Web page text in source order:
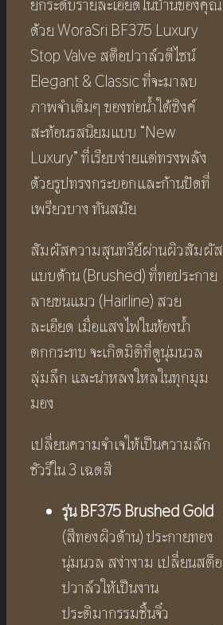
ยกระดับรายละเอียดในบ้านของคุณ
ด้วย WoraSri BF375 Luxury
Stop Valve สต็อปวาล์วดีไซน์
Elegant & Classic ที่จะมาลบ
ภาพจำเดิมๆ ของท่อน้ำใต้ซิงค์
สะท้อนรสนิยมแบบ “New
Luxury” ที่เรียบง่ายแต่ทรงพลัง
ด้วยรูปทรงกระบอกและก้านปัดที่
เพรียวบาง ทันสมัย
สัมผัสความสุนทรีย์ผ่านผิวสัมผัส
แบบด้าน (Brushed) ที่ทอประกาย
ลายขนแมว (Hairline) สวย
ละเอียด เมื่อแสงไฟในห้องน้ำ
ตกกระทบ จะเกิดมิติที่ดูนุ่มนวล
ลุ่มลึก และน่าหลงใหลในทุกมุม
มอง
เปลี่ยนความจำเจให้เป็นความลัก
ชัวรีใน 3 เฉดสี
รุ่นBF375 Brushed Gold
(สีทองผิวด้าน) ประกายทอง
นุ่มนวล สง่างาม เปลี่ยนสต็อ
ปวาล์วให้เป็นงาน
ประติมากรรมชิ้นจิ๋ว